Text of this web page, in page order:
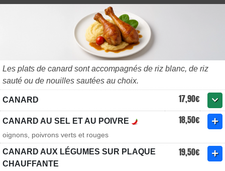
Les plats de canard sont accompagnés de riz blanc, de riz
sauté ou de nouilles sautées au choix.
CANARD 17,90€
CANARD AU SEL ET AU POIVRE 18,50€
oignons, poivrons verts et rouges
CANARD AUX LÉGUMES SUR PLAQUE
CHAUFFANTE
19,50€